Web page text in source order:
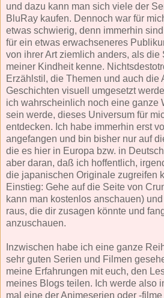
und dazu kann man sich viele der
BluRay kaufen. Dennoch war für
etwas schwierig, denn immerhin
für ein etwas erwachseneres
von ihrer Art ziemlich anders, als die
meiner Kindheit kenne.
Erzählstil, die Themen und auch die
Geschichten visuell umgesetzt
ich wahrscheinlich noch eine ganze
sein werde, dieses Universum für
entdecken. Ich habe immerhin erst
angefangen und bin bisher nur auf
die es hier in Europa bzw. in
aber daran, daß ich hoffentlich,
die japanischen Originale zugreifen
Einstieg: Gehe auf die Seite von
kann man kostenlos anschauen)
raus, die dir zusagen könnte und
anzuschauen.
Inzwischen habe ich eine ganze
sehr guten Serien und Filmen
meine Erfahrungen mit euch, den
meines Blogs teilen. Ich werde also
mal eine der Animeserien oder -